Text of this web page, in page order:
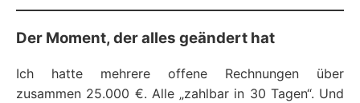
Der Moment, der alles geändert hat
Ich hatte mehrere offene Rechnungen über
zusammen 25.000 €. Alle „zahlbar in 30 Tagen“. Und